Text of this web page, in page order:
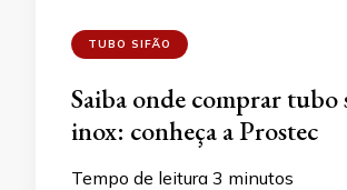
TUBO SIFÃO
Saiba onde comprar tubo
inox: conheça a Prostec
Tempo de leitura 3 minutos